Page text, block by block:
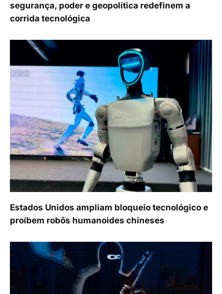
segurança, poder e geopolítica redefinem a
corrida tecnológica
Estados Unidos ampliam bloqueio tecnológico e
proíbem robôs humanoides chineses